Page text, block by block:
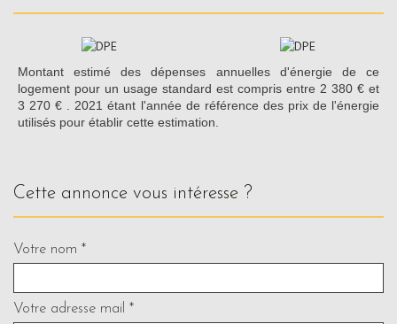
Montant estimé des dépenses annuelles d'énergie de ce
logement pour un usage standard est compris entre 2 380 € et
3 270 € . 2021 étant l'année de référence des prix de l'énergie
utilisés pour établir cette estimation.
cette annonce vous intéresse ?
Votre nom *
Votre adresse mail *